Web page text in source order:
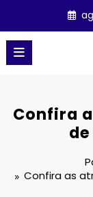
o
conteúdo
Confira
Confira as